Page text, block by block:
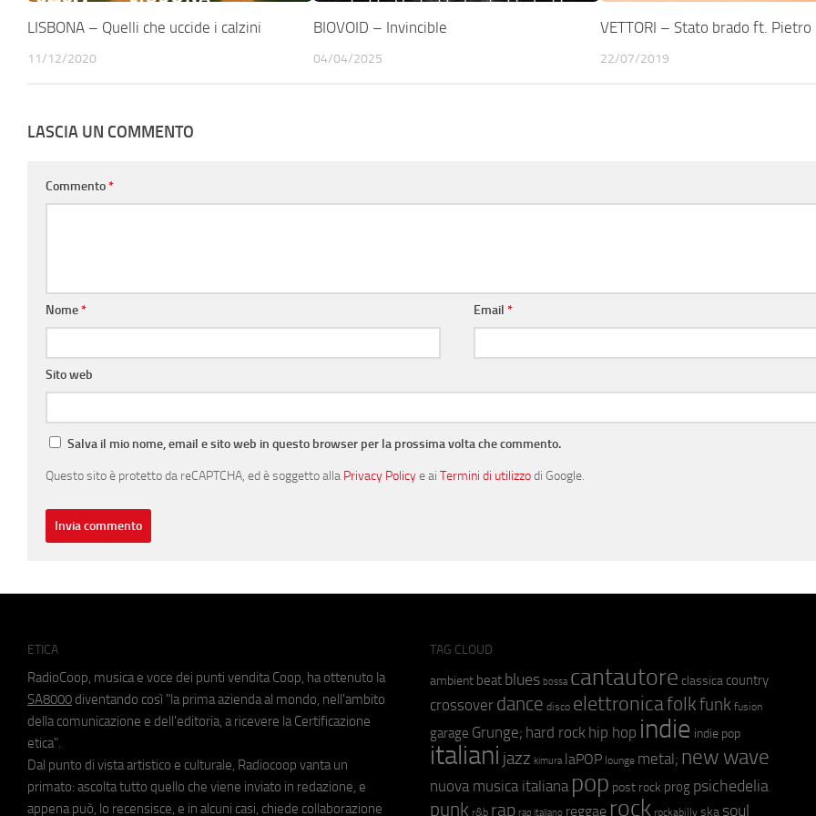
LISBONA – Quelli che uccide i calzini
11/12/2020
BIOVOID – Invincible
04/04/2025
VETTORI – Stato brado ft. Pietro
22/07/2019
LASCIA UN COMMENTO
Commento*
Nome* Email*
Sito web
Salva il mio nome, email e sito web in questo browser per la prossima volta che commento.
Questo sito è protetto da reCAPTCHA, ed è soggetto alla Privacy Policye ai Termini di utilizzodi Google.
ETICA
RadioCoop, musica e voce dei punti vendita Coop, ha ottenuto la
SA8000 diventando così "la prima azienda al mondo, nell'ambito
della comunicazione e dell'editoria, a ricevere la Certificazione
etica".
Dal punto di vista artistico e culturale, Radiocoop vanta un
primato: ascolta tutto quello che viene inviato in redazione, e
appena può, lo recensisce, e in alcuni casi, chiede collaborazione
TAG CLOUD
ambient beat blues bossa cantautore classica country
crossover dance disco elettronicafolkfunk fusion
garage Grunge; hard rock hip hop indie indie pop
italiani jazz kimura laPOP lounge metal; new wave
nuova musica italiana pop post rock prog psichedelia
punk r&b rap rap italiano reggae rock rockabilly ska soul